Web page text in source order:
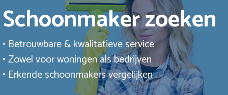
Schoonmaker zoeken
• Betrouwbare & kwalitatieve service
• Zowel voor woningen als bedrijven
• Erkende schoonmakers vergelijken